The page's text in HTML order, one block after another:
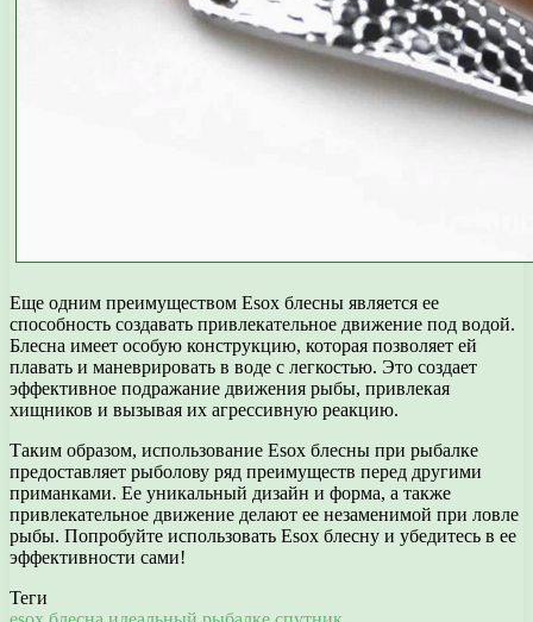
Еще одним преимуществом Esox блесны является ее
способность создавать привлекательное движение под водой.
Блесна имеет особую конструкцию, которая позволяет ей
плавать и маневрировать в воде с легкостью. Это создает
эффективное подражание движения рыбы, привлекая
хищников и вызывая их агрессивную реакцию.
Таким образом, использование Esox блесны при рыбалке
предоставляет рыболову ряд преимуществ перед другими
приманками. Ее уникальный дизайн и форма, а также
привлекательное движение делают ее незаменимой при ловле
рыбы. Попробуйте использовать Esox блесну и убедитесь в ее
эффективности сами!
Теги